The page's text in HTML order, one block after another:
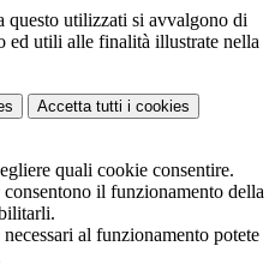
questo utilizzati si avvalgono di
ed utili alle finalità illustrate nella
Accetta tutti i cookies
quali cookie consentire.
il funzionamento della
al funzionamento potete